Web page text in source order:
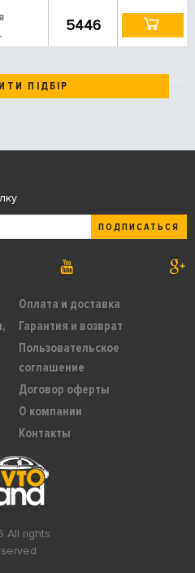
5446
ПІДБІР
All rights
Оплата и доставка
Гарантия и возврат
Пользовательское
соглашение
Договор оферты
О компании
Контакты
ПОДПИСАТЬСЯ